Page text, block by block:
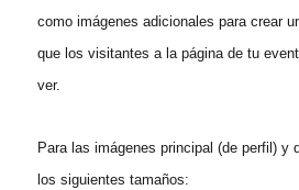
como imágenes adicionales para crear
que los visitantes a la página de tu
ver.
Para las imágenes principal (de perfil) y
los siguientes tamaños: